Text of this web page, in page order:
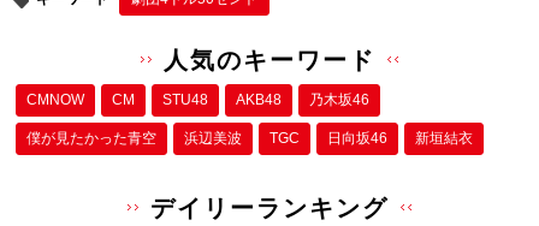
人気のキーワード
CMNOW CM STU48 AKB48 乃木坂46
僕が⾒たかった⻘空 浜辺美波 TGC 日向坂46 新垣結衣
デイリーランキング